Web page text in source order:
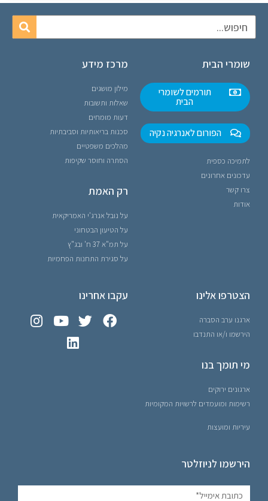
שומרי הבית
תורמים לשומרי
הבית
הפורום לאנרגיה נקיה
לתמיכה כספית
עדכונים אחרונים
צרו קשר
אודות
מרכז מידע
מילון מושגים
שאלות ותשובות
דעות מומחים
סכנות בריאותיות וסביבתיות
מהלכים משפטיים
הסתרה וחוסר שקיפות
רק האמת
על נובל אנרג'י האמריקאית
על הטיעון הבטחוני
על תמ"א 37 ח' ובג"ץ
על סגירת התחנות הפחמיות
הצטרפו אלינו
ארגנו ערב הסברה
הירשמו ו/או התנדבו
מי תומך בנו
ארגונים ירוקים
רשימות ומועמדים לרשויות המקומיות
עיריות ומועצות
עקבו אחרינו
הירשמו לניוזלטר